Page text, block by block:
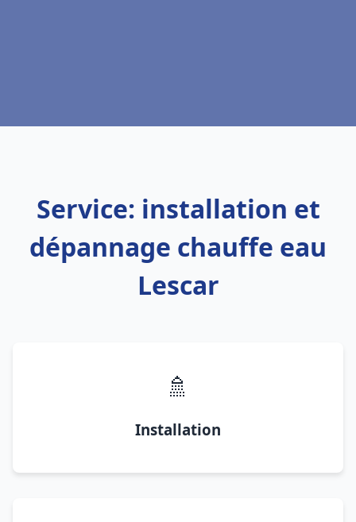
Service: installation et
dépannage chauffe eau
Lescar
🚿
Installation